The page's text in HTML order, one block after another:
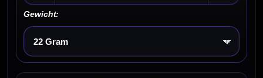
Gewicht:
Kies een optie